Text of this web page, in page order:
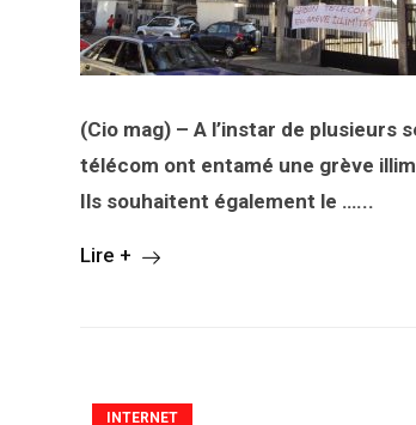
(Cio mag) – A l’instar de plusieurs
télécom ont entamé une grève
Ils souhaitent également le …...
Lire +
INTERNET